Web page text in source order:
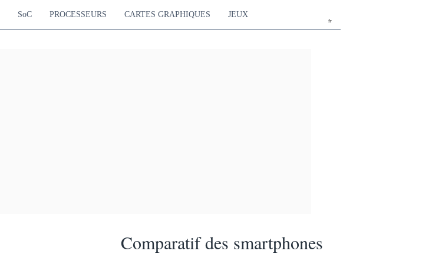
fr
SoC PROCESSEURS CARTES GRAPHIQUES JEUX
Comparatif des smartphones